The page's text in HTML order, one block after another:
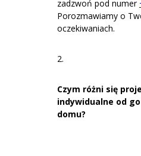
zadzwoń pod numer
Porozmawiamy o
oczekiwaniach.
Czym różni się
indywidualne od
domu?